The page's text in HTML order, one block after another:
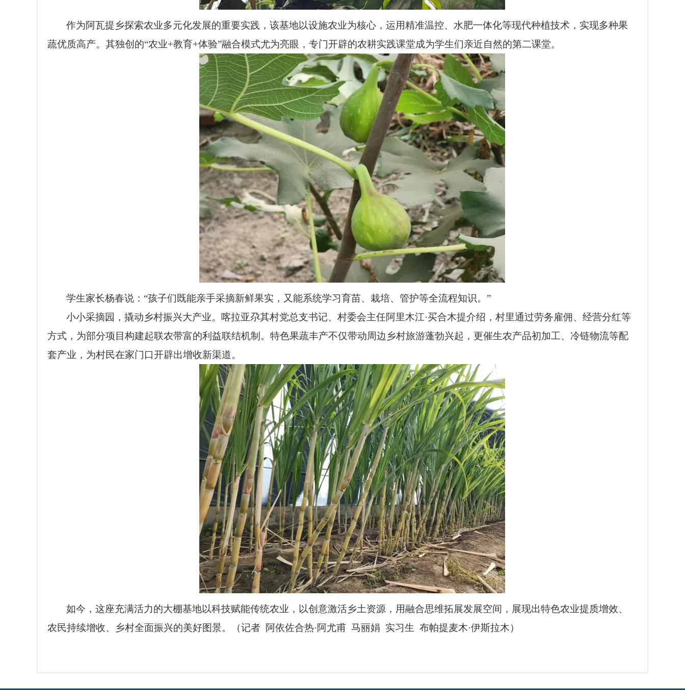
作为阿瓦提乡探索农业多元化发展的重要实践，该基地以设施农业为核心，运用精准温控、水肥一体化等现代种植技术，实现多种果
蔬优质高产。其独创的“农业+教育+体验”融合模式尤为亮眼，专门开辟的农耕实践课堂成为学生们亲近自然的第二课堂。
学生家长杨春说：“孩子们既能亲手采摘新鲜果实，又能系统学习育苗、栽培、管护等全流程知识。”
小小采摘园，撬动乡村振兴大产业。喀拉亚尕其村党总支书记、村委会主任阿里木江·买合木提介绍，村里通过劳务雇佣、经营分红等
方式，为部分项目构建起联农带富的利益联结机制。特色果蔬丰产不仅带动周边乡村旅游蓬勃兴起，更催生农产品初加工、冷链物流等配
套产业，为村民在家门口开辟出增收新渠道。
如今，这座充满活力的大棚基地以科技赋能传统农业，以创意激活乡土资源，用融合思维拓展发展空间，展现出特色农业提质增效、
农民持续增收、乡村全面振兴的美好图景。（记者 阿依佐合热·阿尤甫 马丽娟 实习生 布帕提麦木·伊斯拉木）